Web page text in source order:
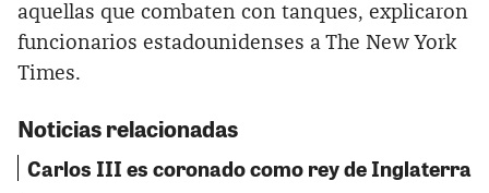
aquellas que combaten con tanques, explicaron
funcionarios estadounidenses a The New York
Times.
Noticias relacionadas
Carlos III es coronado como rey de Inglaterra